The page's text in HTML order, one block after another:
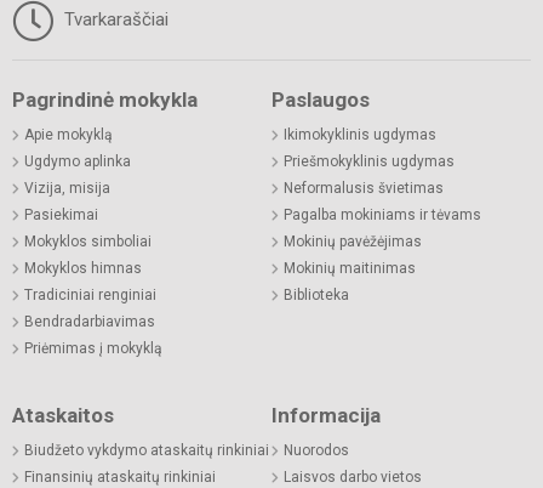
Tvarkaraščiai
Pagrindinė mokykla
Apie mokyklą
Ugdymo aplinka
Vizija, misija
Pasiekimai
Mokyklos simboliai
Mokyklos himnas
Tradiciniai renginiai
Bendradarbiavimas
Priėmimas į mokyklą
Paslaugos
Ikimokyklinis ugdymas
Priešmokyklinis ugdymas
Neformalusis švietimas
Pagalba mokiniams ir tėvams
Mokinių pavėžėjimas
Mokinių maitinimas
Biblioteka
Ataskaitos
Biudžeto vykdymo ataskaitų rinkiniai
Finansinių ataskaitų rinkiniai
Informacija
Nuorodos
Laisvos darbo vietos